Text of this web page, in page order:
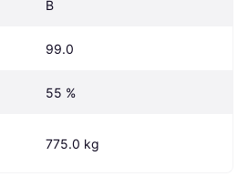
B
99.0
55 %
775.0 kg